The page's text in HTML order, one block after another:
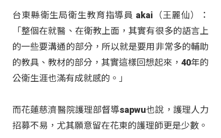
台東縣衛生局衛生教育指導員 akai（王麗仙）：
「整個在就醫、在衛教上面，其實有很多的語言上
的一些要溝通的部分，所以就是要用非常多的輔助
的教具、教材的部分，其實這樣回想起來，40年的
公衛生涯也滿有成就感的。」
而花蓮慈濟醫院護理部督導sapwu也說，護理人力
招募不易，尤其願意留在花東的護理師更是少數。